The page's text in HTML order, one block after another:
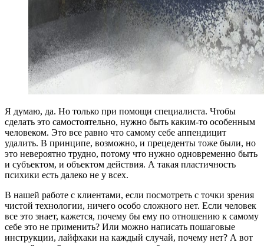
Я думаю, да. Но только при помощи специалиста. Чтобы
сделать это самостоятельно, нужно быть каким-то особенным
человеком. Это все равно что самому себе аппендицит
удалить. В принципе, возможно, и прецеденты тоже были, но
это невероятно трудно, потому что нужно одновременно быть
и субъектом, и объектом действия. А такая пластичность
психики есть далеко не у всех.
В нашей работе с клиентами, если посмотреть с точки зрения
чистой технологии, ничего особо сложного нет. Если человек
все это знает, кажется, почему бы ему по отношению к самому
себе это не применить? Или можно написать пошаговые
инструкции, лайфхаки на каждый случай, почему нет? А вот